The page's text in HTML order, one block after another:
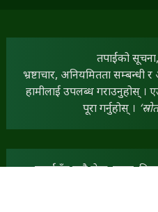
तपाईंको सूचना,
भ्रष्टाचार, अनियमितता
हामीलाई उपलब्ध गराउनुहोस् ।
पूरा गर्नुहोस् ।
तपाईंसँग कुनै लेख, रचना,